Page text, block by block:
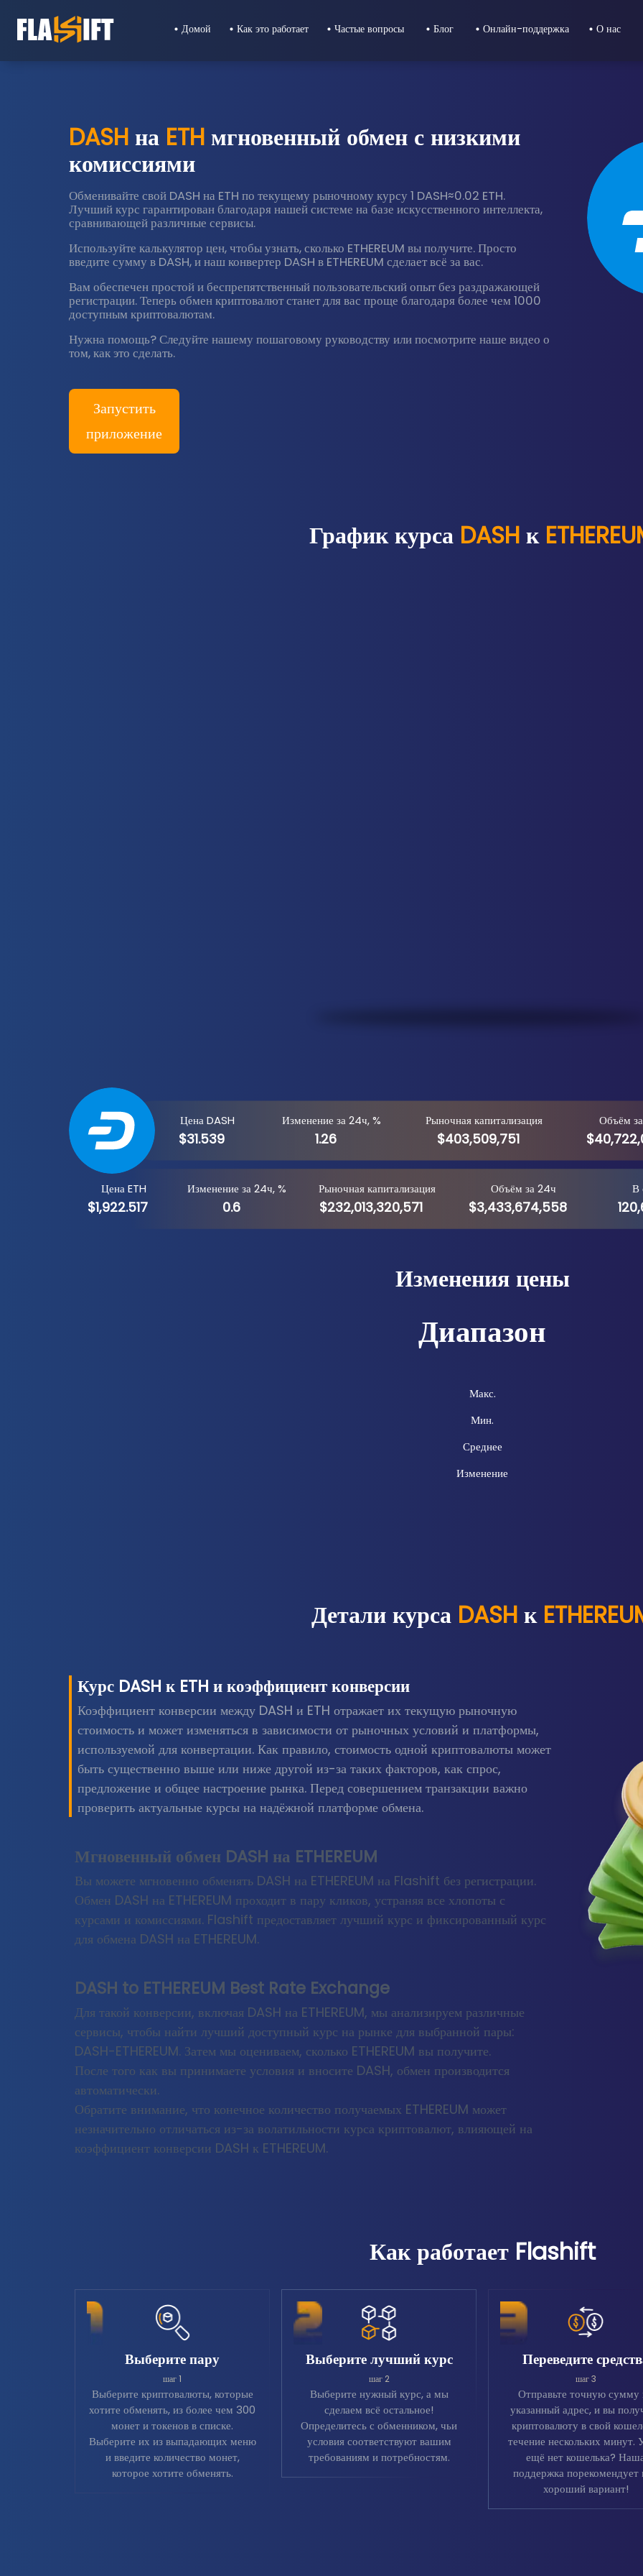
Домой Как это работает Частые вопросы Блог Онлайн-поддержка О нас
DASH на ETH мгновенный обмен с низкими
комиссиями
Обменивайте свой DASH на ETH по текущему рыночному курсу 1 DASH≈0.02 ETH.
Лучший курс гарантирован благодаря нашей системе на базе искусственного интеллекта,
сравнивающей различные сервисы.
Используйте калькулятор цен, чтобы узнать, сколько ETHEREUM вы получите. Просто
введите сумму в DASH, и наш конвертер DASH в ETHEREUM сделает всё за вас.
Вам обеспечен простой и беспрепятственный пользовательский опыт без раздражающей
регистрации. Теперь обмен криптовалют станет для вас проще благодаря более чем 1000
доступным криптовалютам.
Нужна помощь? Следуйте нашему пошаговому руководству или посмотрите наше видео о
том, как это сделать.
Запустить
приложение
График курса DASH к
Цена DASH Изменение за 24ч, % Рыночная капитализация Объём
$31.539 1.26 $403,509,751
Цена ETH Изменение за 24ч, % Рыночная капитализация Объём за 24ч В
$1,922.517 0.6 $232,013,320,571 $3,433,674,558
Изменения цены
Диапазон
Макс.
Мин.
Среднее
Изменение
Детали курса DASH к
Курс DASH к ETH и коэффициент конверсии
Коэффициент конверсии между DASH и ETH отражает их текущую рыночную
стоимость и может изменяться в зависимости от рыночных условий и платформы,
используемой для конвертации. Как правило, стоимость одной криптовалюты может
быть существенно выше или ниже другой из-за таких факторов, как спрос,
предложение и общее настроение рынка. Перед совершением транзакции важно
проверить актуальные курсы на надёжной платформе обмена.
Мгновенный обмен DASH на ETHEREUM
Вы можете мгновенно обменять DASH на ETHEREUM на Flashift без регистрации.
Обмен DASH на ETHEREUM проходит в пару кликов, устраняя все хлопоты с
курсами и комиссиями. Flashift предоставляет лучший курс и фиксированный курс
для обмена DASH на ETHEREUM.
DASH to ETHEREUM Best Rate Exchange
Для такой конверсии, включая DASH на ETHEREUM, мы анализируем различные
сервисы, чтобы найти лучший доступный курс на рынке для выбранной пары:
DASH-ETHEREUM. Затем мы оцениваем, сколько ETHEREUM вы получите.
После того как вы принимаете условия и вносите DASH, обмен производится
автоматически.
Обратите внимание, что конечное количество получаемых ETHEREUM может
незначительно отличаться из-за волатильности курса криптовалют, влияющей на
коэффициент конверсии DASH к ETHEREUM.
Как работает Flashift
Выберите пару
шаг 1
Выберите криптовалюты, которые
хотите обменять, из более чем 300
монет и токенов в списке.
Выберите их из выпадающих меню
и введите количество монет,
которое хотите обменять.
Выберите лучший курс
шаг 2
Выберите нужный курс, а мы
сделаем всё остальное!
Определитесь с обменником, чьи
условия соответствуют вашим
требованиям и потребностям.
Переведите
шаг 3
Отправьте точную сумму
указанный адрес, и вы
криптовалюту в свой
течение нескольких минут.
ещё нет кошелька?
поддержка порекомендует
хороший вариант!